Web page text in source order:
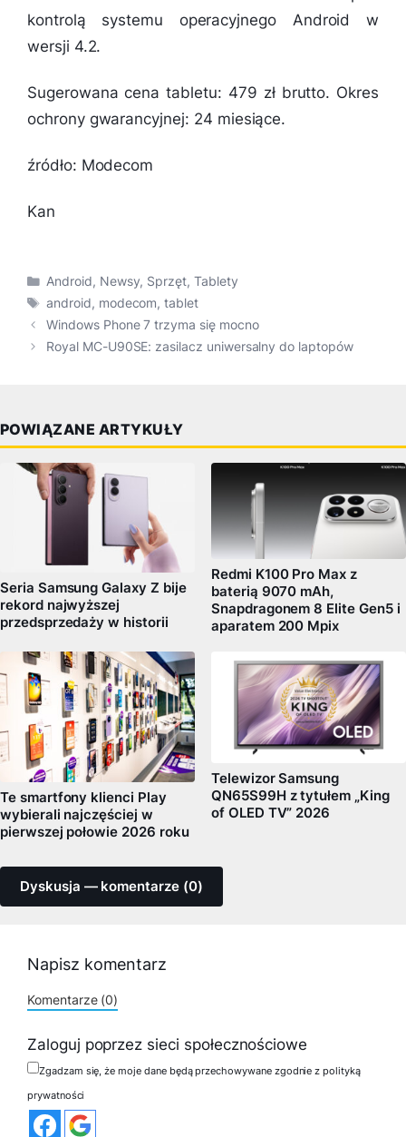
kontrolą systemu operacyjnego Android w
wersji 4.2.
Sugerowana cena tabletu: 479 zł brutto. Okres
ochrony gwarancyjnej: 24 miesiące.
źródło: Modecom
Kan
Kategorie
Android, Newsy, Sprzęt, Tablety
Tagi
android, modecom,tablet
Windows Phone 7 trzyma się mocno
Royal MC-U90SE: zasilacz uniwersalny do laptopów
POWIĄZANE ARTYKUŁY
Seria Samsung Galaxy Z bije
rekord najwyższej
przedsprzedaży w historii
Redmi K100 Pro Max z
baterią 9070 mAh,
Snapdragonem 8 Elite Gen5 i
aparatem 200 Mpix
Te smartfony klienci Play
wybierali najczęściej w
pierwszej połowie 2026 roku
Telewizor Samsung
QN65S99H z tytułem „King
of OLED TV” 2026
Dyskusja — komentarze (0)
Napisz komentarz
Komentarze (0)
Zaloguj poprzez sieci społecznościowe
Zgadzam się, że moje dane będą przechowywane zgodnie z polityką
prywatności